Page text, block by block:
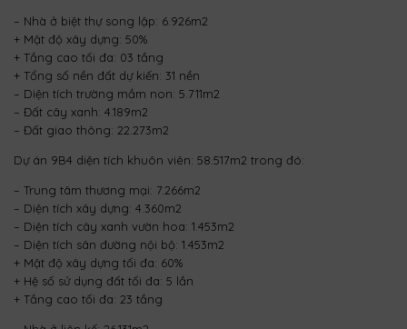
– Nhà ở biệt thự song lập: 6.926m2
+ Mật độ xây dựng: 50%
+ Tầng cao tối đa: 03 tầng
+ Tổng số nền đất dự kiến: 31 nền
– Diện tích trường mầm non: 5.711m2
– Đất cây xanh: 4.189m2
– Đất giao thông: 22.273m2
Dự án 9B4 diện tích khuôn viên: 58.517m2 trong đó:
– Trung tâm thương mại: 7.266m2
– Diện tích xây dựng: 4.360m2
– Diện tích cây xanh vườn hoa: 1.453m2
– Diện tích sân đường nội bộ: 1.453m2
+ Mật độ xây dựng tối đa: 60%
+ Hệ số sử dụng đất tối đa: 5 lần
+ Tầng cao tối đa: 23 tầng